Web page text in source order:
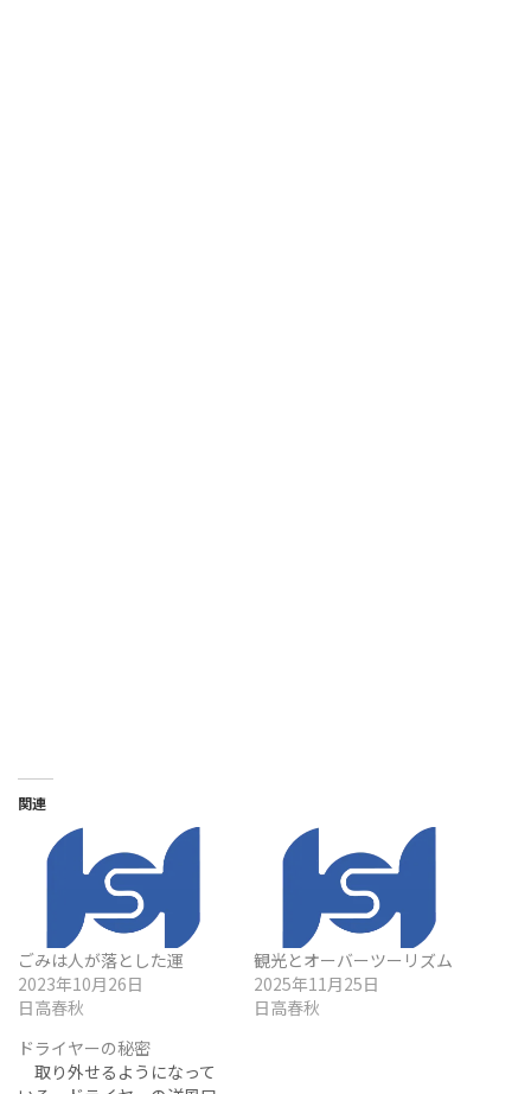
関連
ごみは人が落とした運
2023年10月26日
日高春秋
観光とオーバーツーリズム
2025年11月25日
日高春秋
ドライヤーの秘密
取り外せるようになって